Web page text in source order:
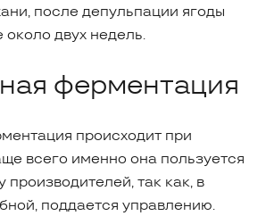
после депульпации ягоды
двух недель.
ферментация
происходит при
всего именно она пользуется
производителей, так как, в
поддается управлению.